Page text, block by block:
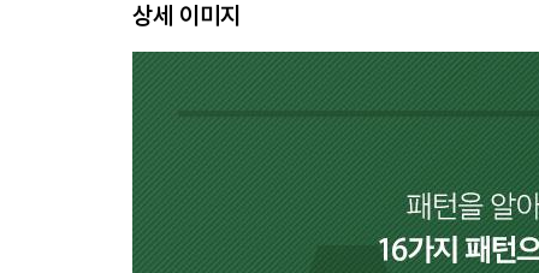
Part 4
PATTERN 9 s+V+명사(구)+전명구 I
PATTERN 10 s+V+명사(구)+전명구 II
PATTERN 11 s+V+that절
OVERALL TEST 4
Part 5
PATTERN 12 s+V+명사(구)1 +명사(구)2 I
상세 이미지